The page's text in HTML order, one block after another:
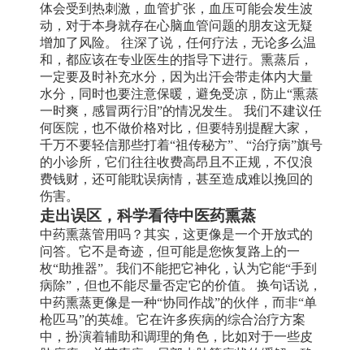
体会受到热刺激，血管扩张，血压可能会发生波
动，对于本身就存在心脑血管问题的朋友这无疑
增加了风险。 往深了说，任何疗法，无论多么温
和，都应该在专业医生的指导下进行。熏蒸后，
一定要及时补充水分，因为出汗会带走体内大量
水分，同时也要注意保暖，避免受凉，防止“熏蒸
一时爽，感冒两行泪”的情况发生。 我们不建议任
何医院，也不做价格对比，但要特别提醒大家，
千万不要轻信那些打着“祖传秘方”、“治疗病”旗号
的小诊所，它们往往收费高昂且不正规，不仅浪
费钱财，还可能耽误病情，甚至造成难以挽回的
伤害。
走出误区，科学看待中医药熏蒸
中药熏蒸管用吗？其实，这更像是一个开放式的
问答。它不是奇迹，但可能是您恢复路上的一
枚“助推器”。我们不能把它神化，认为它能“手到
病除”，但也不能尽量否定它的价值。 换句话说，
中药熏蒸更像是一种“协同作战”的伙伴，而非“单
枪匹马”的英雄。它在许多疾病的综合治疗方案
中，扮演着辅助和调理的角色，比如对于一些皮